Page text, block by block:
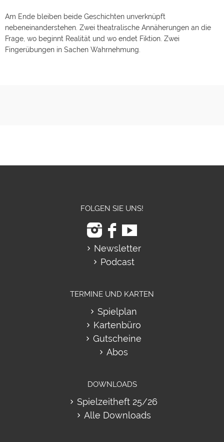
Am Ende bleiben beide Geschichten unverknüpft
nebeneinanderstehen. Zwei theatralische Annäherungen an die
Frage, wo beginnt Realität und wo endet Fiktion. Zwei
Fingerübungen in Sachen Wahrnehmung.
FOLGEN SIE UNS!
Newsletter
Podcast
TERMINE UND KARTEN
Spielplan
Kartenbüro
Gutscheine
Abos
DOWNLOADS
Spielzeitheft 25/26
Alle Downloads